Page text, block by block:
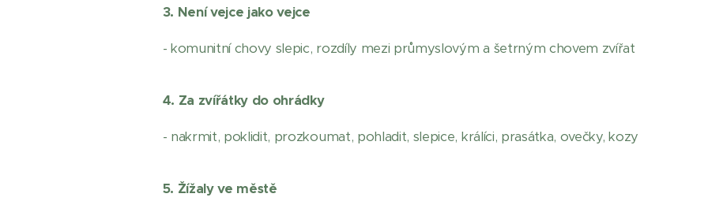
3. Není vejce jako vejce
- komunitní chovy slepic, rozdíly mezi průmyslovým a šetrným chovem zvířat
4. Za zvířátky do ohrádky
- nakrmit, poklidit, prozkoumat, pohladit, slepice, králíci, prasátka, ovečky, kozy
5. Žížaly ve městě